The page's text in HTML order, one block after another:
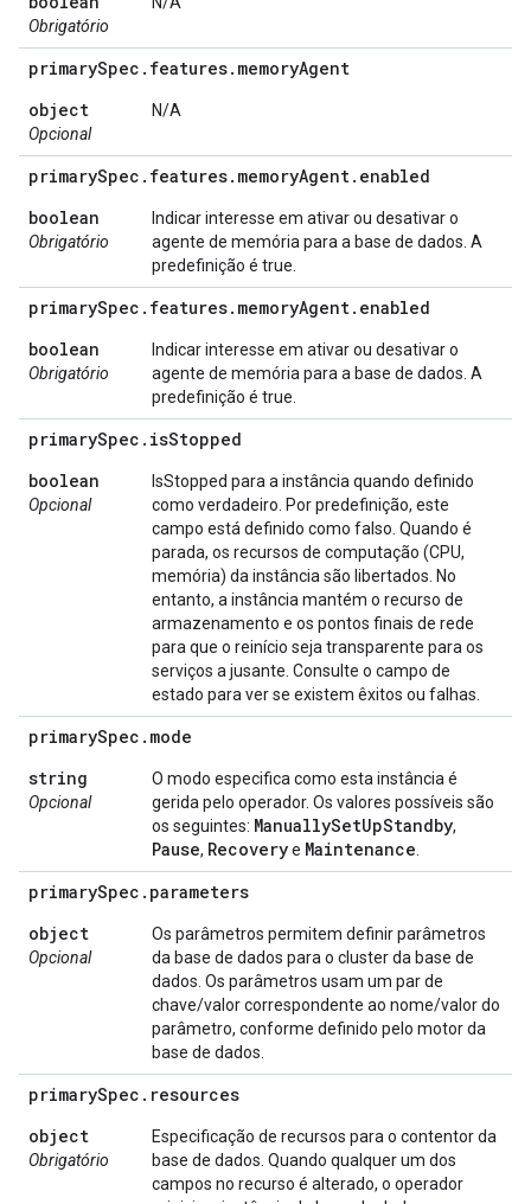
Obrigatório
primarySpec . features. memoryAgent
object
Opcional
N/A
primarySpec . features. memoryAgent. enabled
boolean
Obrigatório
Indicar interesse em ativar ou desativar o
agente de memória para a base de dados. A
predefinição é true.
primarySpec . features. memoryAgent. enabled
boolean
Obrigatório
Indicar interesse em ativar ou desativar o
agente de memória para a base de dados. A
predefinição é true.
primarySpec . isStopped
boolean
Opcional
IsStopped para a instância quando definido
como verdadeiro. Por predefinição, este
campo está definido como falso. Quando é
parada, os recursos de computação (CPU,
memória) da instância são libertados. No
entanto, a instância mantém o recurso de
armazenamento e os pontos finais de rede
para que o reinício seja transparente para os
serviços a jusante. Consulte o campo de
estado para ver se existem êxitos ou falhas.
primarySpec . mode
string
Opcional
O modo especifica como esta instância é
gerida pelo operador. Os valores possíveis são
os seguintes: ManuallySetUpStandby,
Pause, Recoverye Maintenance
primarySpec . parameters
object
Opcional
Os parâmetros permitem definir parâmetros
da base de dados para o cluster da base de
dados. Os parâmetros usam um par de
chave/valor correspondente ao nome/valor do
parâmetro, conforme definido pelo motor da
base de dados.
primarySpec . resources
object
Obrigatório
Especificação de recursos para o contentor da
base de dados. Quando qualquer um dos
campos no recurso é alterado, o operador